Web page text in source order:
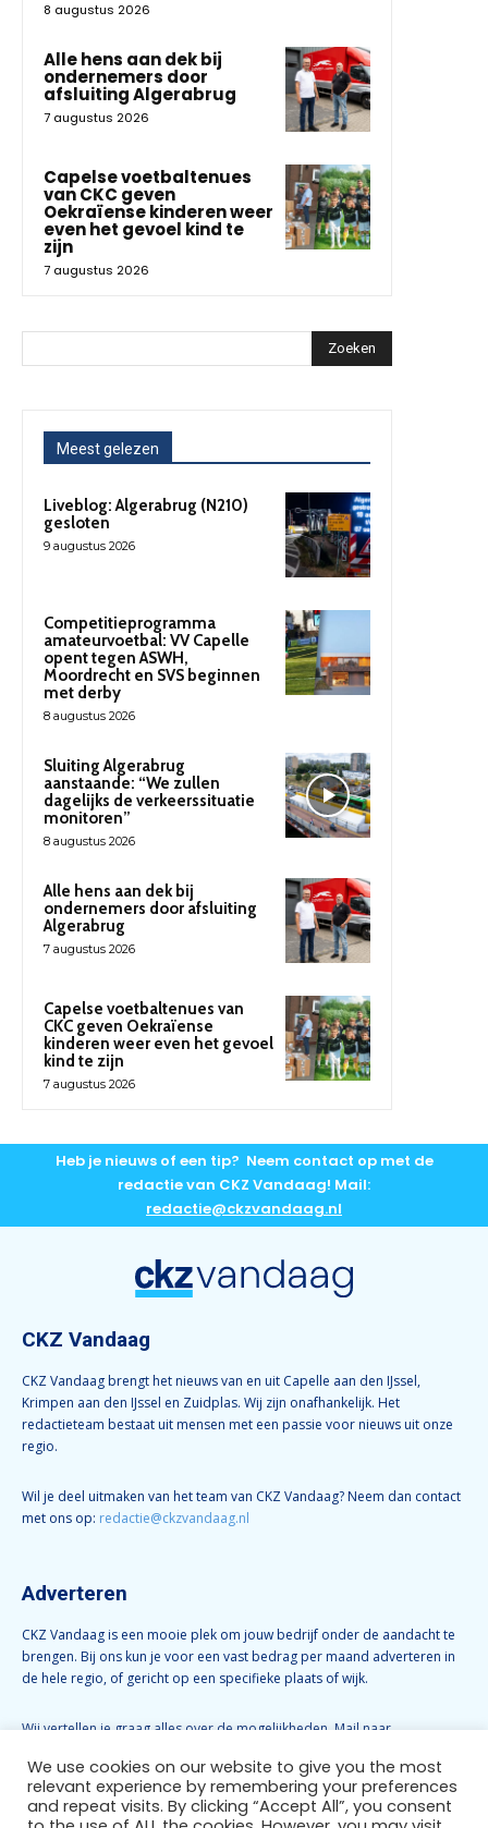
8 augustus 2026
Alle hens aan dek bij
ondernemers door
afsluiting Algerabrug
7 augustus 2026
Capelse voetbaltenues
van CKC geven
Oekraïense kinderen weer
even het gevoel kind te
zijn
7 augustus 2026
Zoeken
Meest gelezen
Liveblog: Algerabrug (N210)
gesloten
9 augustus 2026
Competitieprogramma
amateurvoetbal: VV Capelle
opent tegen ASWH,
Moordrecht en SVS beginnen
met derby
8 augustus 2026
Sluiting Algerabrug
aanstaande: “We zullen
dagelijks de verkeerssituatie
monitoren”
8 augustus 2026
Alle hens aan dek bij
ondernemers door afsluiting
Algerabrug
7 augustus 2026
Capelse voetbaltenues van
CKC geven Oekraïense
kinderen weer even het gevoel
kind te zijn
7 augustus 2026
Heb je nieuws of een tip? Neem contact op met de
redactie van CKZ Vandaag! Mail:
redactie@ckzvandaag.nl
CKZ Vandaag
CKZ Vandaag brengt het nieuws van en uit Capelle aan den IJssel,
Krimpen aan den IJssel en Zuidplas. Wij zijn onafhankelijk. Het
redactieteam bestaat uit mensen met een passie voor nieuws uit onze
regio.
Wil je deel uitmaken van het team van CKZ Vandaag? Neem dan contact
met ons op: redactie@ckzvandaag.nl
Adverteren
CKZ Vandaag is een mooie plek om jouw bedrijf onder de aandacht te
brengen. Bij ons kun je voor een vast bedrag per maand adverteren in
de hele regio, of gericht op een specifieke plaats of wijk.
Wij vertellen je graag alles over de mogelijkheden. Mail naar
We use cookies on our website to give you the most
relevant experience by remembering your preferences
and repeat visits. By clicking “Accept All”, you consent